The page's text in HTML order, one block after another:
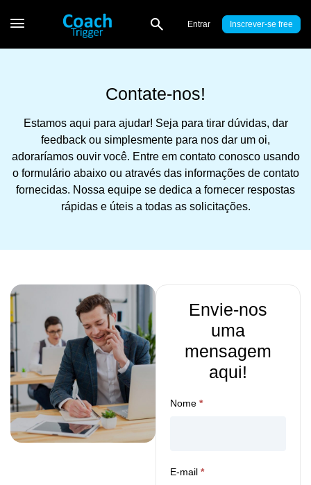
Entrar Inscrever-se
Contate-nos!
Estamos aqui para ajudar! Seja para tirar dúvidas, dar
feedback ou simplesmente para nos dar um oi,
adoraríamos ouvir você. Entre em contato conosco usando
o formulário abaixo ou através das informações de contato
fornecidas. Nossa equipe se dedica a fornecer respostas
rápidas e úteis a todas as solicitações.
Envie-nos
uma
mensagem
aqui!
Nome *
E-mail *